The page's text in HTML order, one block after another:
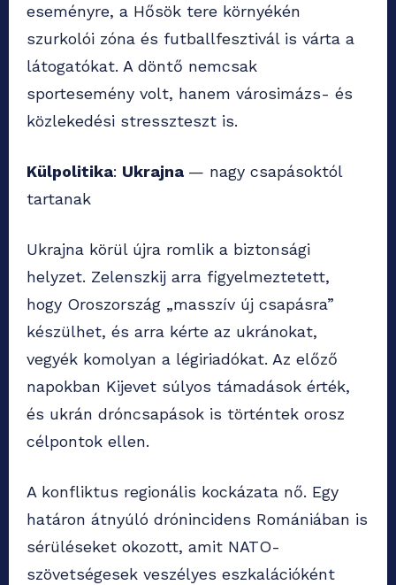
eseményre, a Hősök tere környékén
szurkolói zóna és futballfesztivál is várta a
látogatókat. A döntő nemcsak
sportesemény volt, hanem városimázs- és
közlekedési stresszteszt is.
Külpolitika: Ukrajna — nagy csapásoktól
tartanak
Ukrajna körül újra romlik a biztonsági
helyzet. Zelenszkij arra figyelmeztetett,
hogy Oroszország „masszív új csapásra”
készülhet, és arra kérte az ukránokat,
vegyék komolyan a légiriadókat. Az előző
napokban Kijevet súlyos támadások érték,
és ukrán dróncsapások is történtek orosz
célpontok ellen.
A konfliktus regionális kockázata nő. Egy
határon átnyúló drónincidens Romániában is
sérüléseket okozott, amit NATO-
szövetségesek veszélyes eszkalációként